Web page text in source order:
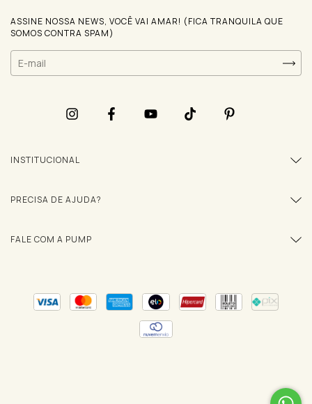
ASSINE NOSSA NEWS, VOCÊ VAI AMAR! (FICA TRANQUILA QUE
SOMOS CONTRA SPAM)
INSTITUCIONAL
PRECISA DE AJUDA?
FALE COM A PUMP